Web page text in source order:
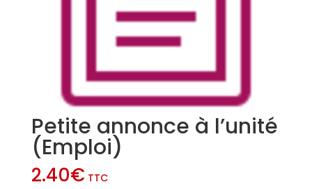
Petite annonce à l’unité
(Emploi)
2.40€ TTC